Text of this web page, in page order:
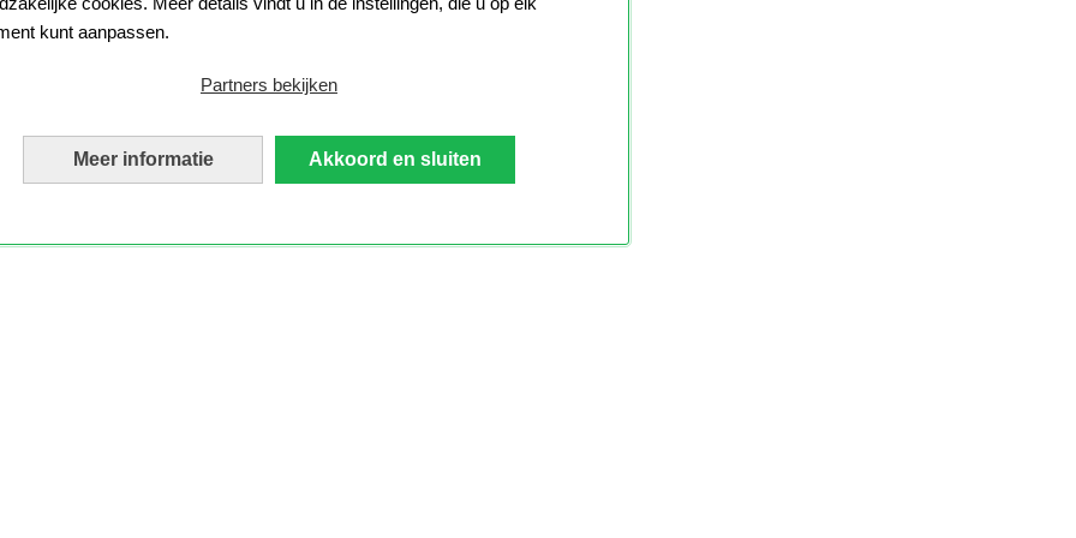
kunt aanpassen.
Partners bekijken
Meer informatie Akkoord en sluiten